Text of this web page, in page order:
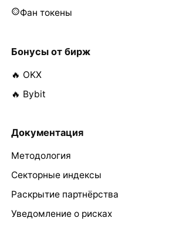
Фан токены
Бонусы от бирж
🔥 OKX
🔥 Bybit
Документация
Методология
Секторные индексы
Раскрытие партнёрства
Уведомление о рисках